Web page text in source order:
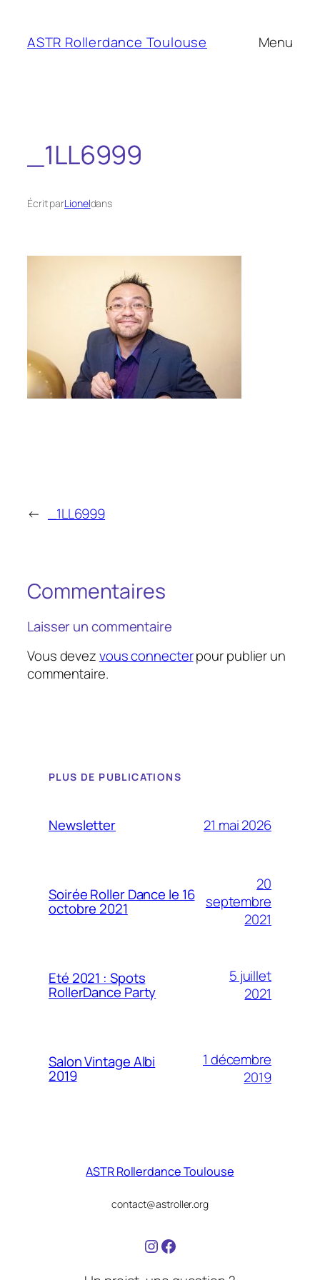
contenu
ASTR Rollerdance Toulouse Menu
_1LL6999
Écrit parLioneldans
← _1LL6999
Commentaires
Laisser un commentaire
Vous devezvous connecterpour publier un
commentaire.
PLUS DE PUBLICATIONS
Newsletter 21 mai 2026
Soirée Roller Dance le 16
octobre 2021
20
septembre
2021
Eté 2021 : Spots
RollerDance Party
5 juillet
2021
Salon Vintage Albi
2019
1 décembre
2019
ASTR Rollerdance Toulouse
contact@astroller.org
https://
Facebook